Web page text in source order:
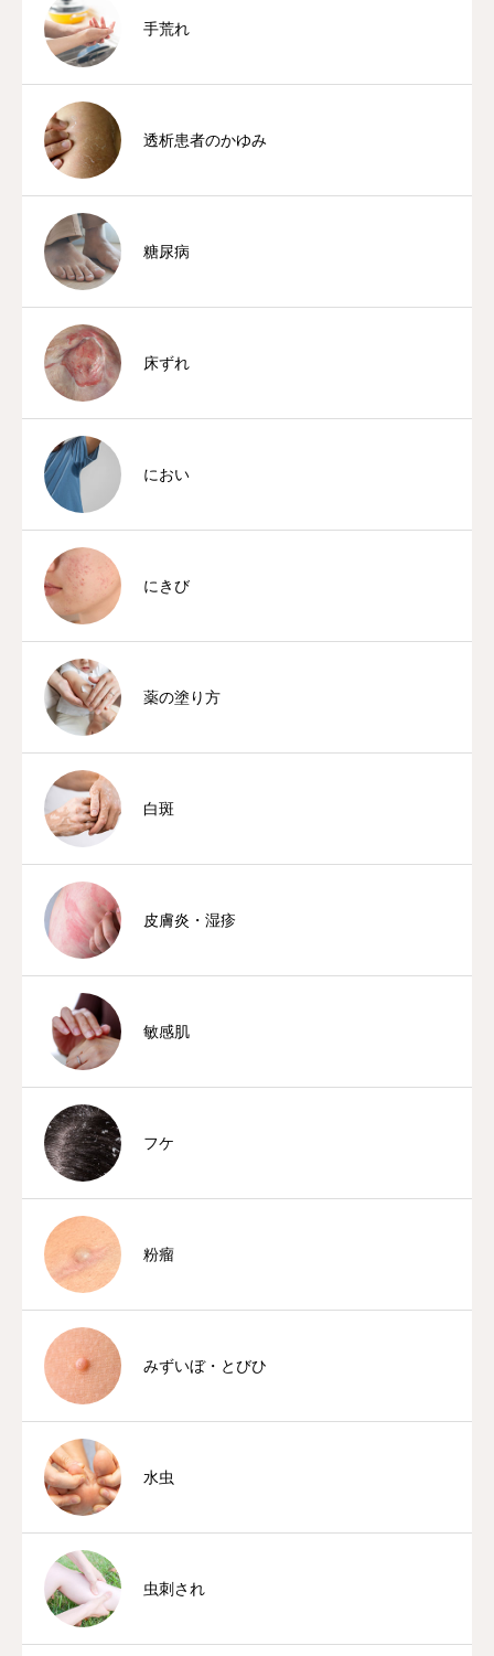
手荒れ
透析患者のかゆみ
糖尿病
床ずれ
におい
にきび
薬の塗り方
白斑
皮膚炎・湿疹
敏感肌
フケ
粉瘤
みずいぼ・とびひ
水虫
虫刺され